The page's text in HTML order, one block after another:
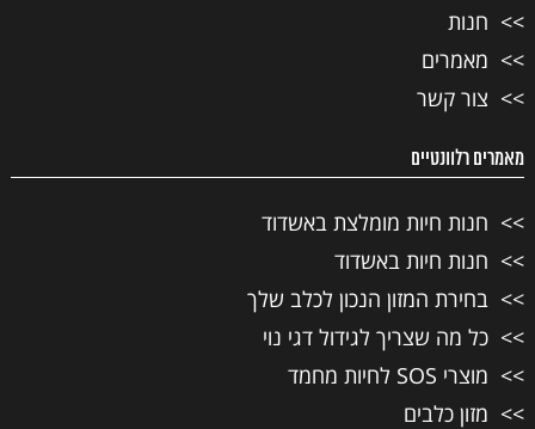
חנות
מאמרים
צור קשר
מאמרים רלוונטיים
חנות חיות מומלצת באשדוד
חנות חיות באשדוד
בחירת המזון הנכון לכלב שלך
כל מה שצריך לגידול דגי נוי
מוצרי SOS לחיות מחמד
מזון כלבים